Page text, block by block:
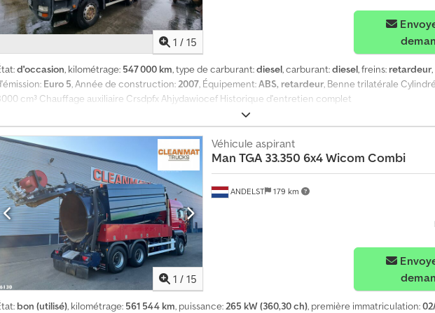
1 / 15
d'occasion, kilométrage: 547 000 km, type de carburant:diesel, carburant:diesel, freins: retardeur
Euro 5, Année de construction:2007, Équipement:ABS, retardeur, Benne trilatérale
cm³ Chauffage auxiliaire Crsdpfx Ahjydawiocef Historique d'entretien complet
1 / 15
ANDELST 179 km
Véhicule aspirant
Man TGA 33.350 6x4 Wicom Combi
bon (utilisé), kilométrage: 561 544 km, puissance:265 kW (360,30 ch), première immatriculation: